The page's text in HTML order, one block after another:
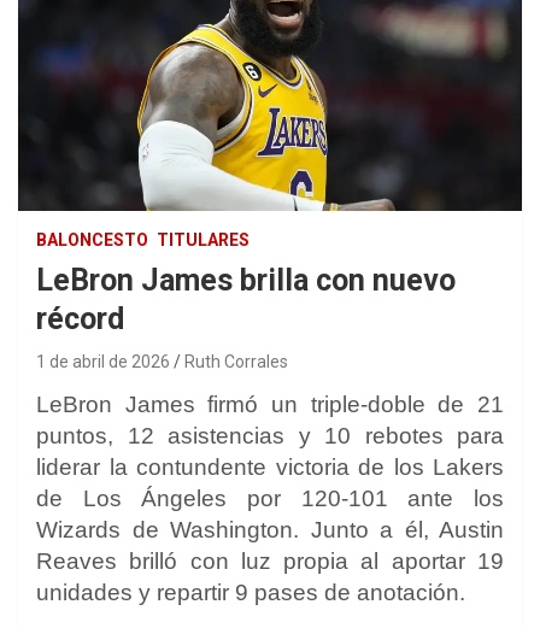
BALONCESTO TITULARES
LeBron James brilla con nuevo
récord
1 de abril de 2026 Ruth Corrales
LeBron James firmó un triple-doble de 21
puntos, 12 asistencias y 10 rebotes para
liderar la contundente victoria de los Lakers
de Los Ángeles por 120-101 ante los
Wizards de Washington. Junto a él, Austin
Reaves brilló con luz propia al aportar 19
unidades y repartir 9 pases de anotación.